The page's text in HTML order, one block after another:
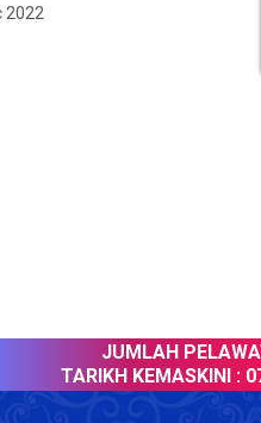
2022
JUMLAH
TARIKH KEMASKINI :